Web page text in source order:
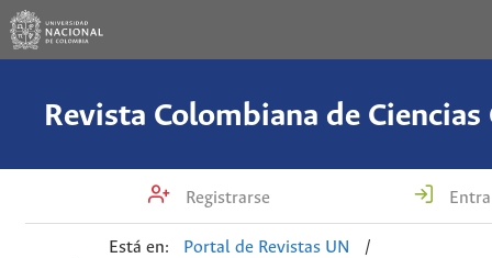
Registrarse
Está en: Portal de Revistas UN
/